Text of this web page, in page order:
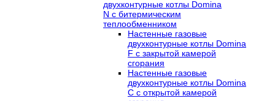
двухконтурные котлы Domina
N с битермическим
теплообменником
Настенные газовые
двухконтурные котлы Domina
F с закрытой камерой
сгорания
Настенные газовые
двухконтурные котлы Domina
C с открытой камерой